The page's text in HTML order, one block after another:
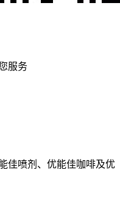
服务
佳喷剂、优能佳咖啡及优